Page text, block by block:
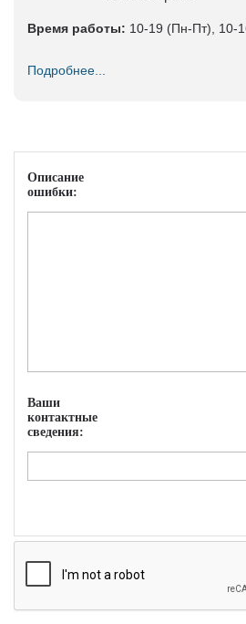
Время работы: 10-19 (Пн-Пт), 10-
Подробнее...
Описание
ошибки:
Ваши
контактные
сведения: